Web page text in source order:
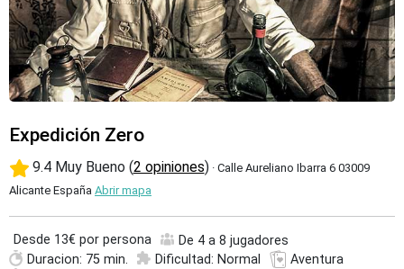
Expedición Zero
9.4 Muy Bueno (2 opiniones)· Calle Aureliano Ibarra 6 03009
Alicante España Abrir mapa
Desde 13€ por persona
De 4 a 8 jugadores
Duracion: 75 min.
Dificultad: Normal
Aventura